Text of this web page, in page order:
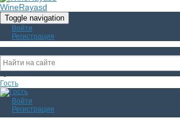
WineRayasd
Toggle navigation
Войти
Регистрация
Гость
Войти
Регистрация